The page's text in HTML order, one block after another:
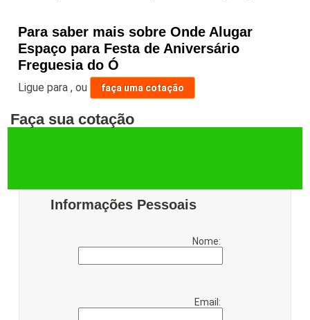
Para saber mais sobre Onde Alugar
Espaço para Festa de Aniversário
Freguesia do Ó
Ligue para,ou faça uma cotação
Faça sua cotação
Informações Pessoais
Nome:
Email: